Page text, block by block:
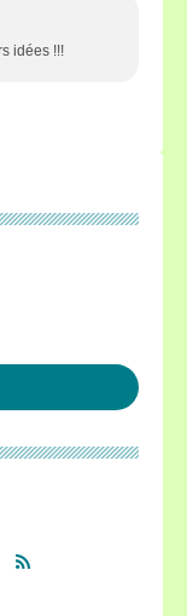
idées !!!